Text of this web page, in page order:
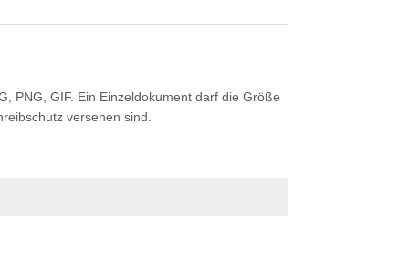
PNG, GIF. Ein Einzeldokument darf die Größe
versehen sind.